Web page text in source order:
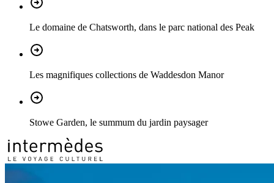
Le domaine de Chatsworth, dans le parc national des Peak
Les magnifiques collections de Waddesdon Manor
Stowe Garden, le summum du jardin paysager